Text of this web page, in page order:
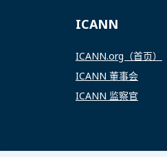
ICANN
ICANN.org（首页）
ICANN 董事会
ICANN 监察官